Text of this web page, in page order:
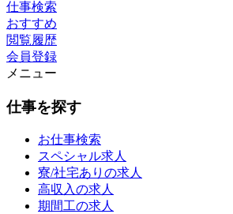
仕事検索
おすすめ
閲覧履歴
会員登録
メニュー
仕事を探す
お仕事検索
スペシャル求人
寮/社宅ありの求人
高収入の求人
期間工の求人